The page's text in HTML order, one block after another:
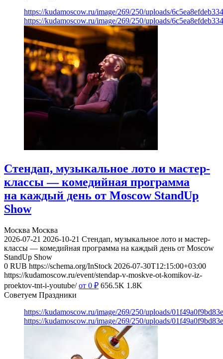
https://kudamoscow.ru/image/269/250/uploads/
https://kudamoscow.ru/image/269/250/uploads/
Стендап, музыкальное лото и мастер-
классы — комедийная программа
на каждый день от Moscow StandUp
Show
Москва Москва
2026-07-21 2026-10-21 Стендап, музыкальное лото и мастер-
классы — комедийная программа на каждый день от Moscow
StandUp Show
0 RUB https://schema.org/InStock 2026-07-30T12:15:00+03:00
https://kudamoscow.ru/event/stendap-v-moskve-ot-komikov-iz-
proektov-tnt-i-youtube/ от 0 ₽ 656.5K 1.8K
Советуем Праздники
https://kudamoscow.ru/image/269/250/uploads/
https://kudamoscow.ru/image/269/250/uploads/